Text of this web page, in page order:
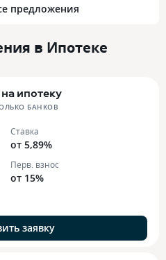
предложения
в Ипотеке
ипотеку
БАНКОВ
Ставка
от 5,89%
Перв. взнос
от 15%
заявку